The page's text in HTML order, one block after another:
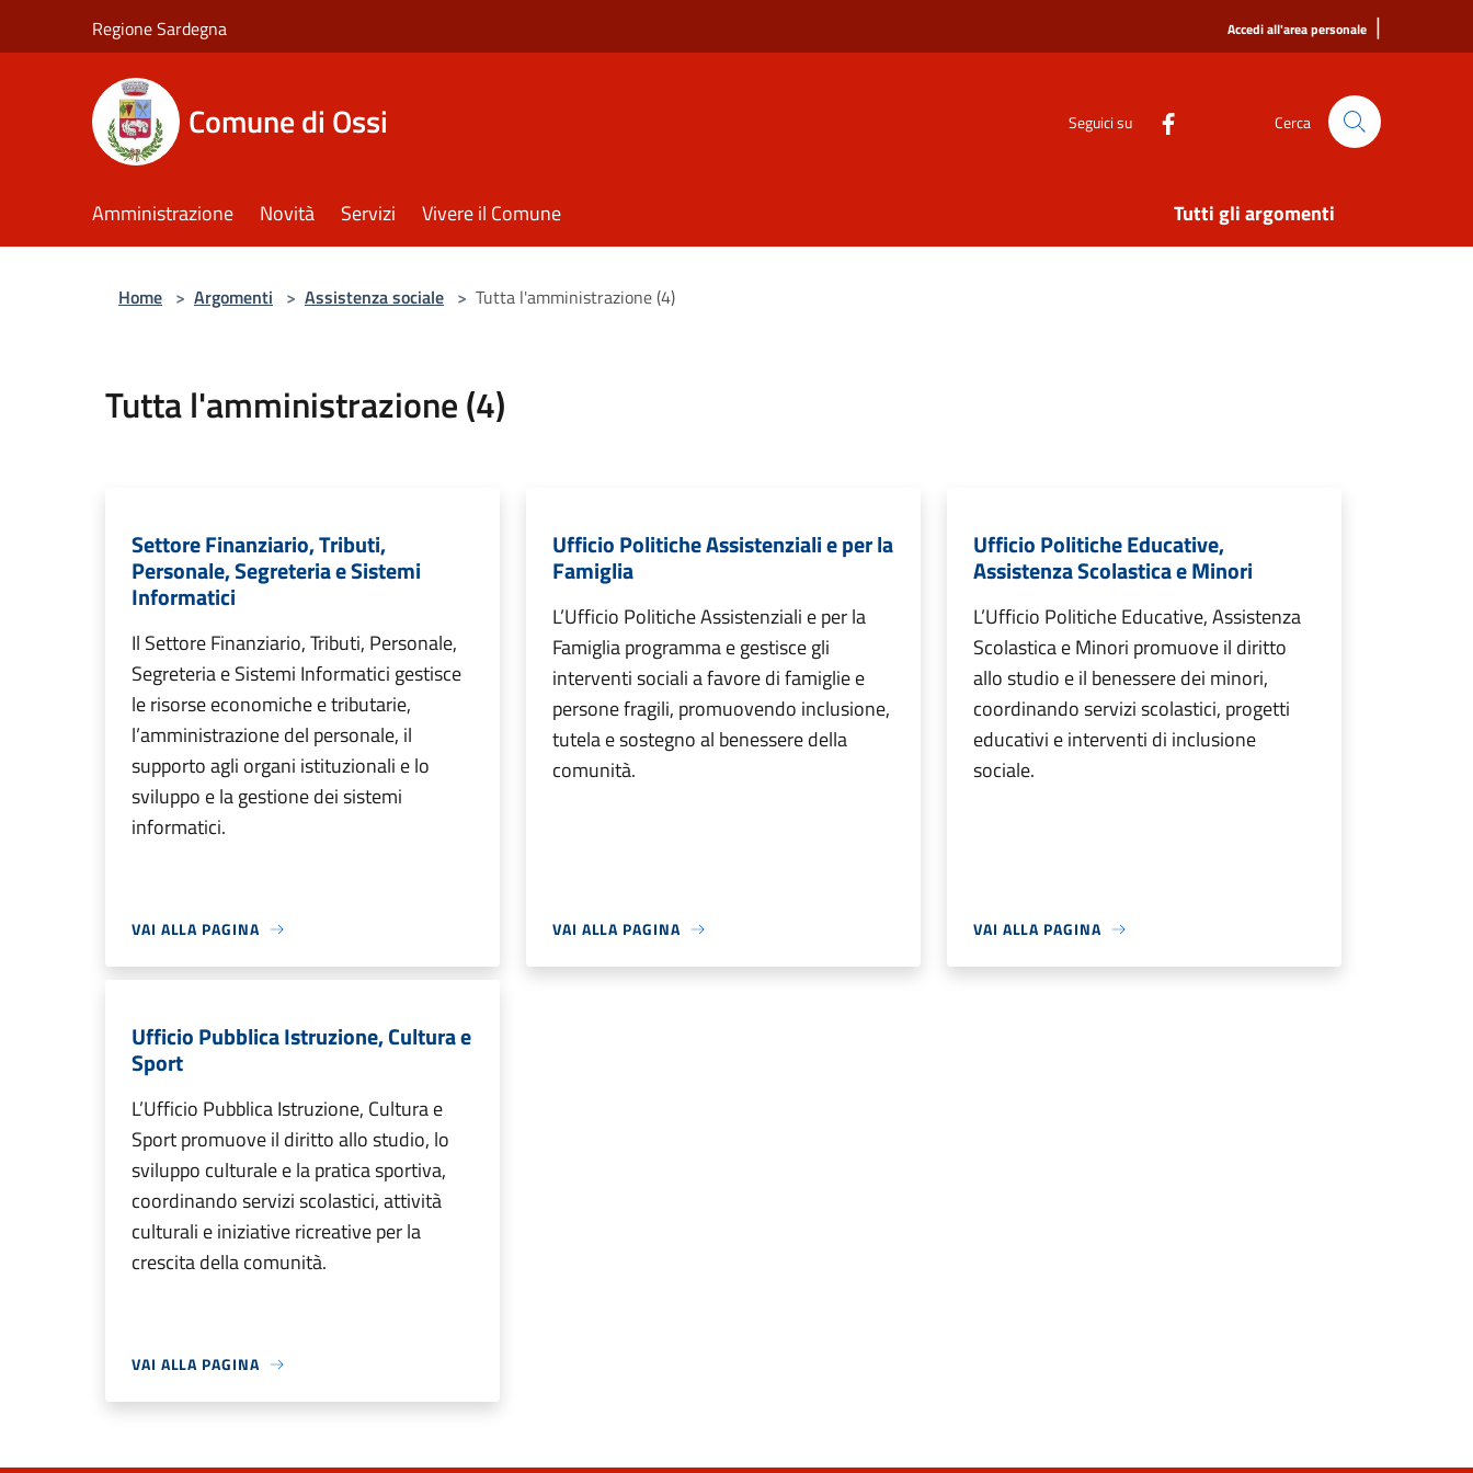
Regione Sardegna Accedi all'area personale |
Comune di Ossi Seguici su Cerca
Amministrazione Novità Servizi Vivere il Comune Tutti gli argomenti
Home > Argomenti > Assistenza sociale > Tutta l'amministrazione (4)
Tutta l'amministrazione (4)
Settore Finanziario, Tributi,
Personale, Segreteria e Sistemi
Informatici
Il Settore Finanziario, Tributi, Personale,
Segreteria e Sistemi Informatici gestisce
le risorse economiche e tributarie,
l’amministrazione del personale, il
supporto agli organi istituzionali e lo
sviluppo e la gestione dei sistemi
informatici.
VAI ALLA PAGINA
Ufficio Politiche Assistenziali e per la
Famiglia
L’Ufficio Politiche Assistenziali e per la
Famiglia programma e gestisce gli
interventi sociali a favore di famiglie e
persone fragili, promuovendo inclusione,
tutela e sostegno al benessere della
comunità.
VAI ALLA PAGINA
Ufficio Politiche Educative,
Assistenza Scolastica e Minori
L’Ufficio Politiche Educative, Assistenza
Scolastica e Minori promuove il diritto
allo studio e il benessere dei minori,
coordinando servizi scolastici, progetti
educativi e interventi di inclusione
sociale.
VAI ALLA PAGINA
Ufficio Pubblica Istruzione, Cultura e
Sport
L’Ufficio Pubblica Istruzione, Cultura e
Sport promuove il diritto allo studio, lo
sviluppo culturale e la pratica sportiva,
coordinando servizi scolastici, attività
culturali e iniziative ricreative per la
crescita della comunità.
VAI ALLA PAGINA